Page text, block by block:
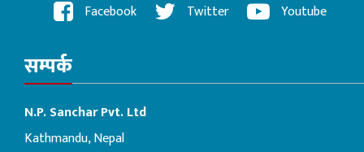
Facebook Twitter Youtube
सम्पर्क
N.P. Sanchar Pvt. Ltd
Kathmandu, Nepal